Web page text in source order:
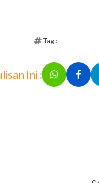
Tag :
Ini :